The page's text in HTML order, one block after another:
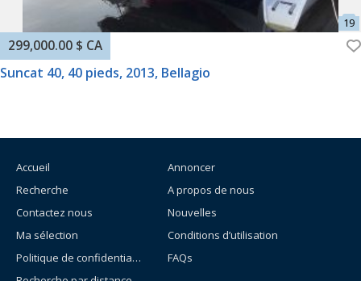
299,000.00 $ CA
Suncat 40, 40 pieds, 2013, Bellagio
Accueil
Annoncer
Recherche
A propos de nous
Contactez nous
Nouvelles
Ma sélection
Conditions d’utilisation
Politique de confidentialité
FAQs